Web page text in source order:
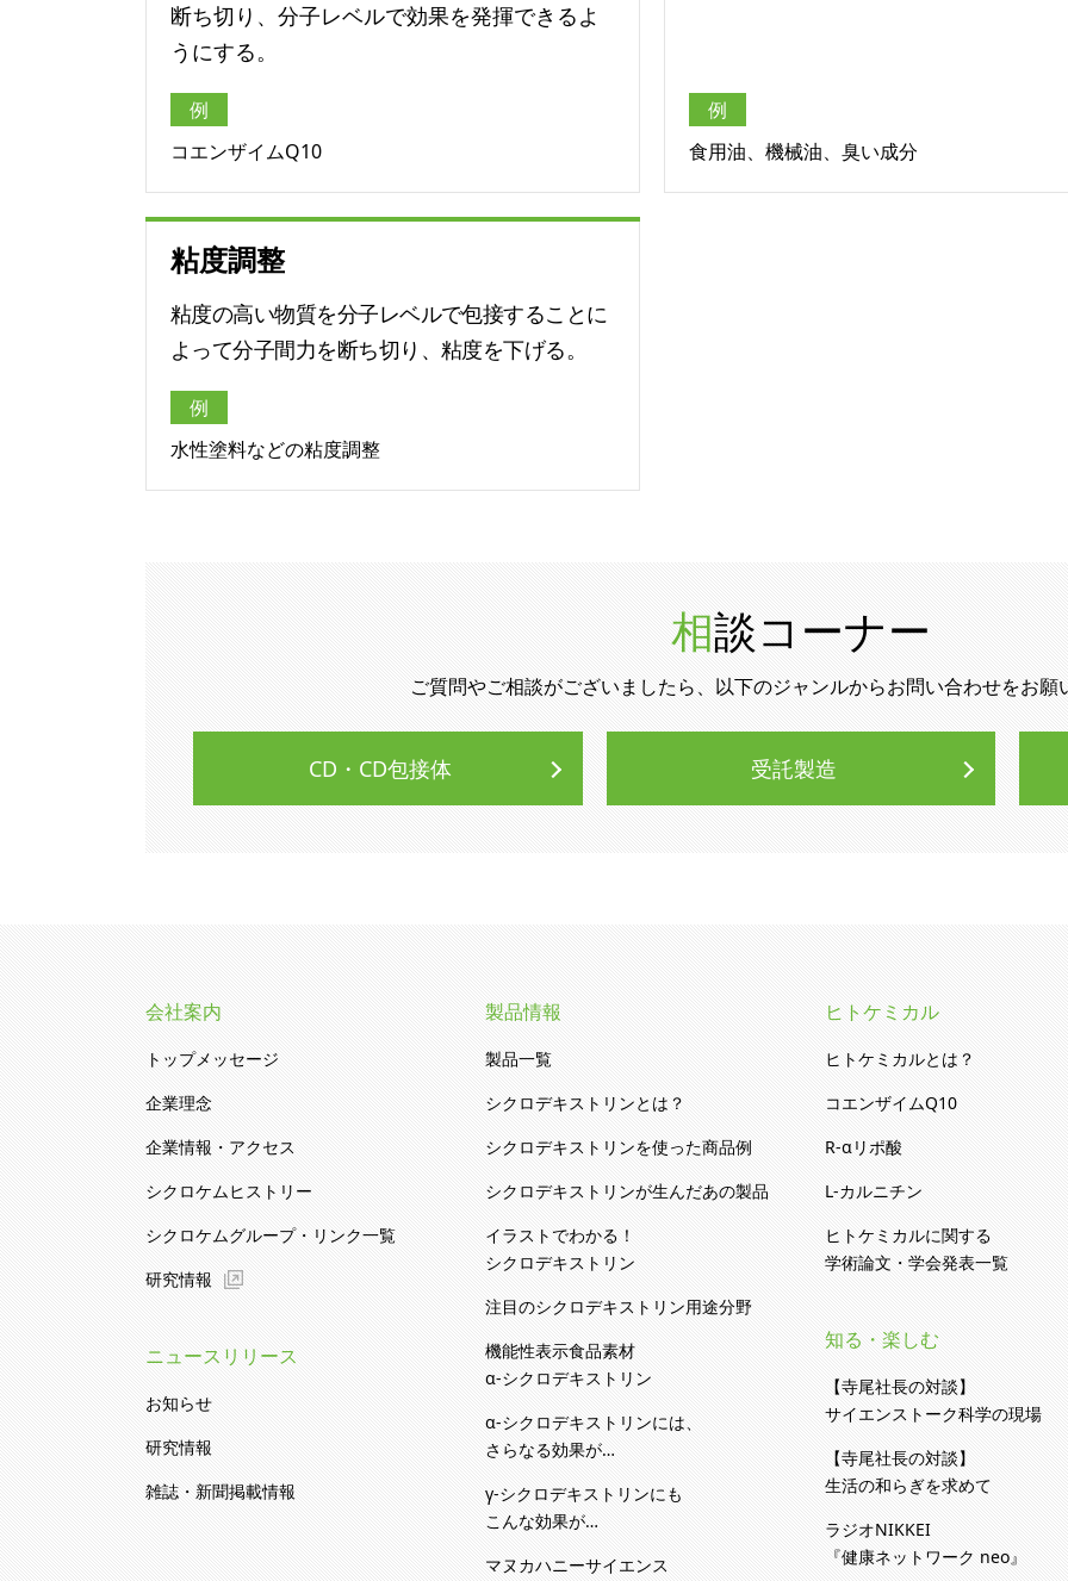
断ち切り、分子レベルで効果を発揮できるよ
うにする。
例
コエンザイムQ10
例
食用油、機械油、臭い成分
粘度調整
粘度の高い物質を分子レベルで包接することに
よって分子間力を断ち切り、粘度を下げる。
例
水性塗料などの粘度調整
相談コーナー
ご質問やご相談がございましたら、以下のジャンルからお問い合わせをお願
CD・CD包接体 受託製造
会社案内
トップメッセージ
企業理念
企業情報・アクセス
シクロケムヒストリー
シクロケムグループ・リンク一覧
研究情報
ニュースリリース
お知らせ
研究情報
雑誌・新聞掲載情報
製品情報
製品一覧
シクロデキストリンとは？
シクロデキストリンを使った商品例
シクロデキストリンが生んだあの製品
イラストでわかる！
シクロデキストリン
注目のシクロデキストリン用途分野
機能性表示食品素材
α-シクロデキストリン
α-シクロデキストリンには、
さらなる効果が…
γ-シクロデキストリンにも
こんな効果が…
マヌカハニーサイエンス
ヒトケミカル
ヒトケミカルとは？
コエンザイムQ10
R-αリポ酸
L-カルニチン
ヒトケミカルに関する
学術論文・学会発表一覧
知る・楽しむ
【寺尾社長の対談】
サイエンストーク科学の現場
【寺尾社長の対談】
生活の和らぎを求めて
ラジオNIKKEI
『健康ネットワーク neo』